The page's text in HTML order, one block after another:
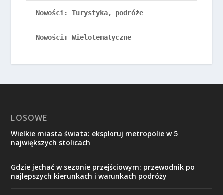
Nowości: Turystyka, podróże
Nowości: Wielotematyczne
LOSOWE
Wielkie miasta świata: eksploruj metropolie w 5
największych stolicach
Gdzie jechać w sezonie przejściowym: przewodnik po
najlepszych kierunkach i warunkach podróży